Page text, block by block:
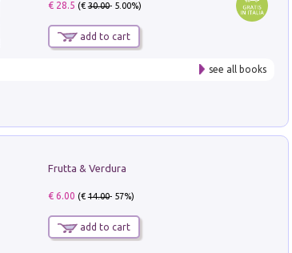
€ 28.5 (€30.00- 5.00%)
add to cart
see all books
Frutta & Verdura
€ 6.00 (€14.00- 57%)
add to cart